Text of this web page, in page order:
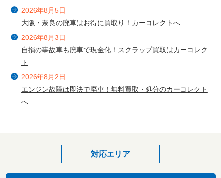
2026年8月5日
大阪・奈良の廃車はお得に買取り！カーコレクトへ
2026年8月3日
自損の事故車も廃車で現金化！スクラップ買取はカーコレク
ト
2026年8月2日
エンジン故障は即決で廃車！無料買取・処分のカーコレクト
へ
対応エリア